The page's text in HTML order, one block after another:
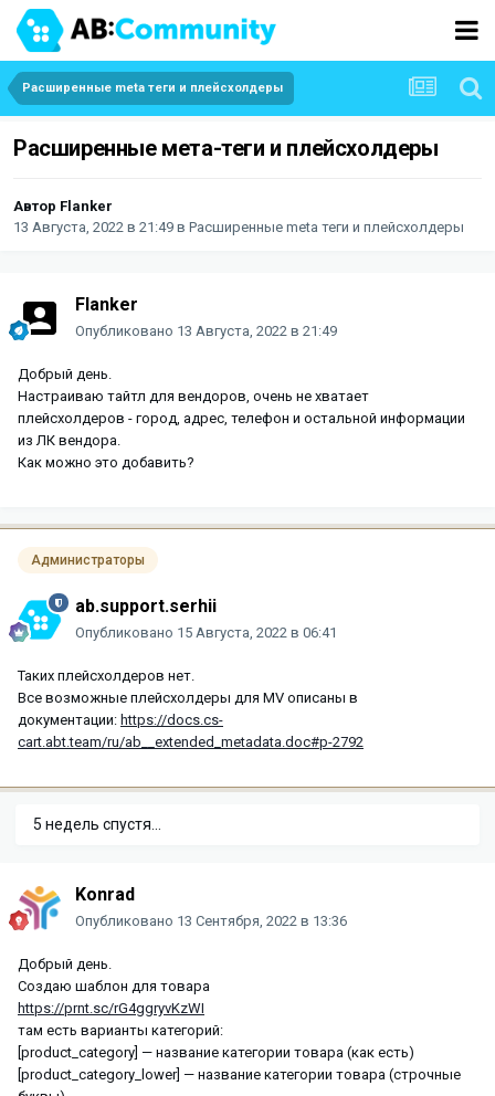
Расширенные meta теги и плейсхолдеры
Расширенные мета-теги и плейсхолдеры
Автор Flanker
13 Августа, 2022 в 21:49 в Расширенные meta теги и плейсхолдеры
Flanker
Опубликовано 13 Августа, 2022 в 21:49
Добрый день.
Настраиваю тайтл для вендоров, очень не хватает
плейсхолдеров - город, адрес, телефон и остальной информации
из ЛК вендора.
Как можно это добавить?
Администраторы
ab.support.serhii
Опубликовано 15 Августа, 2022 в 06:41
Таких плейсхолдеров нет.
Все возможные плейсхолдеры для MV описаны в
документации: https://docs.cs-
cart.abt.team/ru/ab__extended_metadata.doc#p-2792
5 недель спустя...
Konrad
Опубликовано 13 Сентября, 2022 в 13:36
Добрый день.
Создаю шаблон для товара
https://prnt.sc/rG4ggryvKzWI
там есть варианты категорий:
[product_category] — название категории товара (как есть)
[product_category_lower] — название категории товара (строчные